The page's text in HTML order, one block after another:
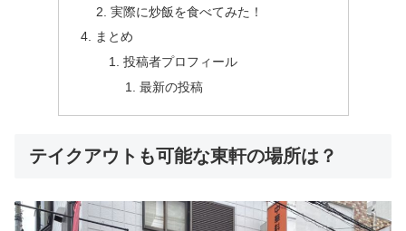
実際に炒飯を食べてみた！
まとめ
投稿者プロフィール
最新の投稿
テイクアウトも可能な東軒の場所は？